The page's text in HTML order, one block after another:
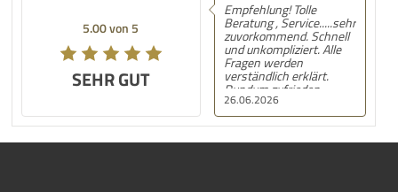
5.00 von 5
SEHR GUT
26.06.2026
Empfehlung! Tolle
Beratung , Service.....sehr
zuvorkommend. Schnell
und unkompliziert. Alle
Fragen werden
verständlich erklärt.
Rundum zufrieden.